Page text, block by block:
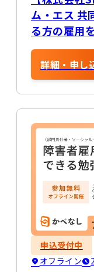
ム・エス 共
る方の雇用
のある方の
いて
詳細・申し
申込受付中
オフライン